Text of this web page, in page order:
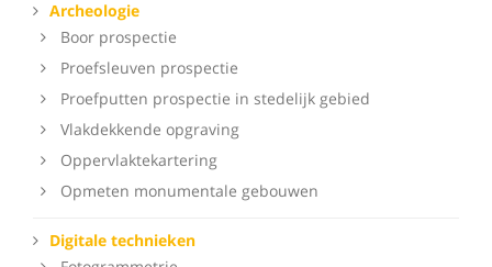
Archeologie
Boor prospectie
Proefsleuven prospectie
Proefputten prospectie in stedelijk gebied
Vlakdekkende opgraving
Oppervlaktekartering
Opmeten monumentale gebouwen
Digitale technieken